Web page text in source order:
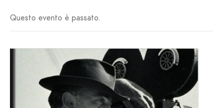
Questo evento è passato.